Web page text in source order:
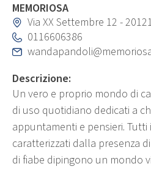
MEMORIOSA
Via XX Settembre 12 -
0116606386
Descrizione:
Un vero e proprio mondo di
di uso quotidiano dedicati a
appuntamenti e pensieri.
caratterizzati dalla presenza
di fiabe dipingono un mondo